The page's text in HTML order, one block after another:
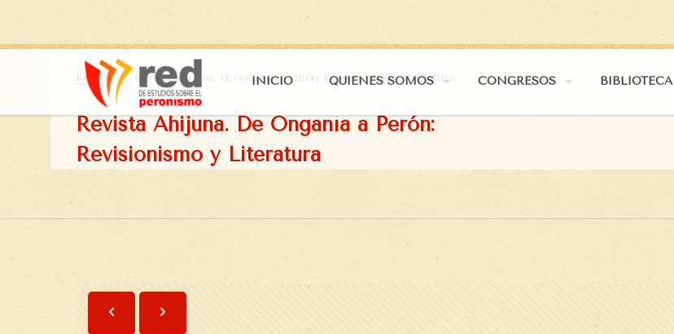
INICIO QUIÉNES SOMOS CONGRESOS BIBLIOTECA
Revista Ahijuna. De Onganía a Perón:
Revisionismo y Literatura
INICIO REVISTA AHIJUNA. DE ONGANÍA A PERÓN: REVISIONISMO Y LITERATURA